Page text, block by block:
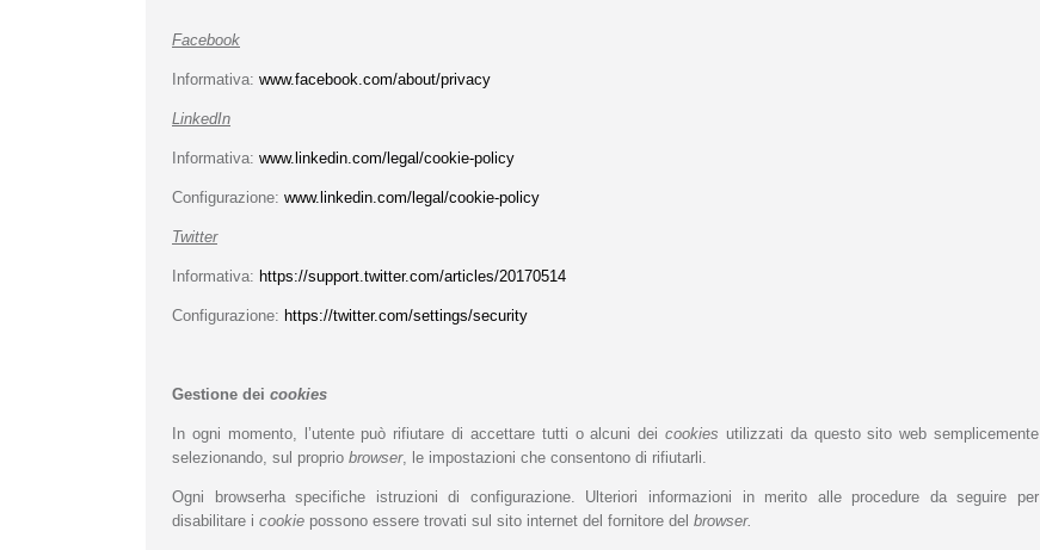
Facebook
Informativa: www.facebook.com/about/privacy
LinkedIn
Informativa: www.linkedin.com/legal/cookie-policy
Configurazione: www.linkedin.com/legal/cookie-policy
Twitter
Informativa: https://support.twitter.com/articles/20170514
Configurazione: https://twitter.com/settings/security
Gestione dei cookies
In ogni momento, l’utente può rifiutare di accettare tutti o alcuni dei cookies utilizzati da questo sito web semplicemente
selezionando, sul proprio browser, le impostazioni che consentono di rifiutarli.
Ogni browserha specifiche istruzioni di configurazione. Ulteriori informazioni in merito alle procedure da seguire per
disabilitare i cookie possono essere trovati sul sito internet del fornitore del browser.